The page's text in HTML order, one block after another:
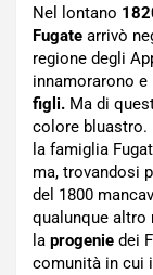
Nel lontano
Fugate arrivò
regione degli
innamorarono
figli. Ma di
colore bluastro.
la famiglia
ma, trovandosi
del 1800
qualunque altro
la progenie dei
comunità in cui